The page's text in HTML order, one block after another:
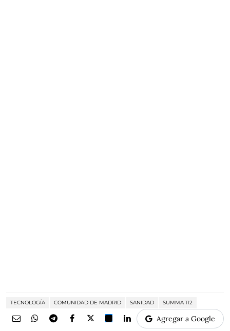
TECNOLOGÍA COMUNIDAD DE MADRID SANIDAD SUMMA 112
Agregar a Google